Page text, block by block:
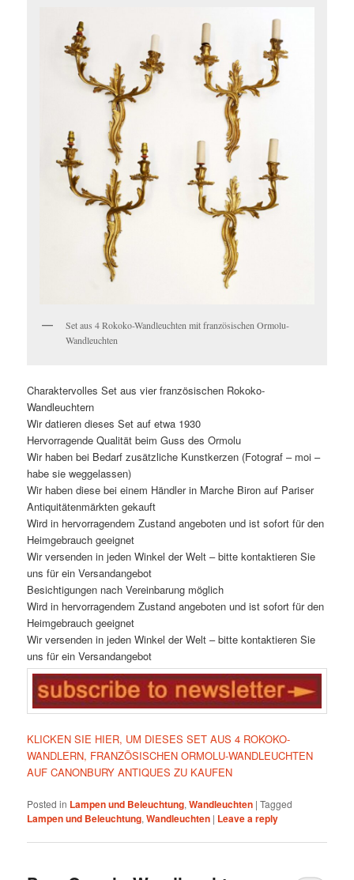
Set aus 4 Rokoko-Wandleuchten mit französischen Ormolu-
Wandleuchten
Charaktervolles Set aus vier französischen Rokoko-
Wandleuchtern
Wir datieren dieses Set auf etwa 1930
Hervorragende Qualität beim Guss des Ormolu
Wir haben bei Bedarf zusätzliche Kunstkerzen (Fotograf – moi –
habe sie weggelassen)
Wir haben diese bei einem Händler in Marche Biron auf Pariser
Antiquitätenmärkten gekauft
Wird in hervorragendem Zustand angeboten und ist sofort für den
Heimgebrauch geeignet
Wir versenden in jeden Winkel der Welt – bitte kontaktieren Sie
uns für ein Versandangebot
Besichtigungen nach Vereinbarung möglich
Wird in hervorragendem Zustand angeboten und ist sofort für den
Heimgebrauch geeignet
Wir versenden in jeden Winkel der Welt – bitte kontaktieren Sie
uns für ein Versandangebot
KLICKEN SIE HIER, UM DIESES SET AUS 4 ROKOKO-
WANDLERN, FRANZÖSISCHEN ORMOLU-WANDLEUCHTEN
AUF CANONBURY ANTIQUES ZU KAUFEN
Posted in Lampen und Beleuchtung,Wandleuchten |Tagged
Lampen und Beleuchtung,Wandleuchten | Leave a reply